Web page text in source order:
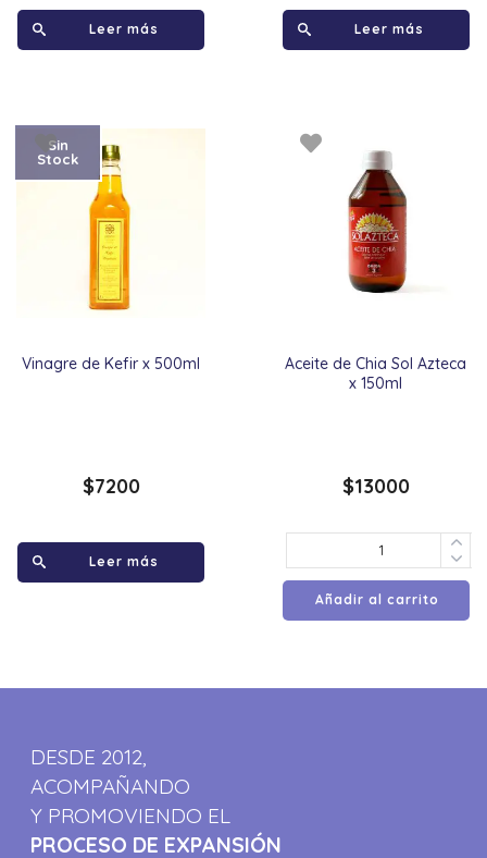
Leer más Leer más
Vinagre de Kefir x 500ml
Sin
Stock
$7200
Leer más
Aceite de Chia Sol Azteca
x 150ml
$13000
Añadir al carrito
DESDE 2012,
ACOMPAÑANDO
Y PROMOVIENDO EL
PROCESO DE EXPANSIÓN